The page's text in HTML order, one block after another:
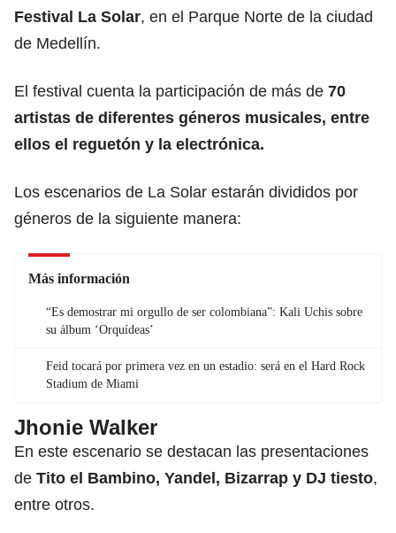
Festival La Solar, en el Parque Norte de la ciudad
de Medellín.
El festival cuenta la participación de más de 70
artistas de diferentes géneros musicales, entre
ellos el reguetón y la electrónica.
Los escenarios de La Solar estarán divididos por
géneros de la siguiente manera:
Más información
“Es demostrar mi orgullo de ser colombiana”: Kali Uchis sobre
su álbum ‘Orquídeas’
Feid tocará por primera vez en un estadio: será en el Hard Rock
Stadium de Miami
Jhonie Walker
En este escenario se destacan las presentaciones
de Tito el Bambino, Yandel, Bizarrap y DJ tiesto,
entre otros.